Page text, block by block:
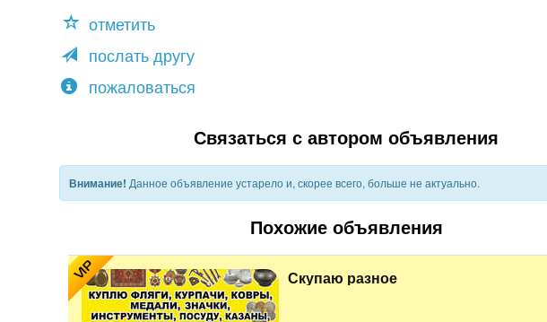
отметить
послать другу
пожаловаться
Связаться с автором объявления
Внимание! Данное объявление устарело и, скорее всего, больше не актуально.
Похожие объявления
VIP Скупаю разное